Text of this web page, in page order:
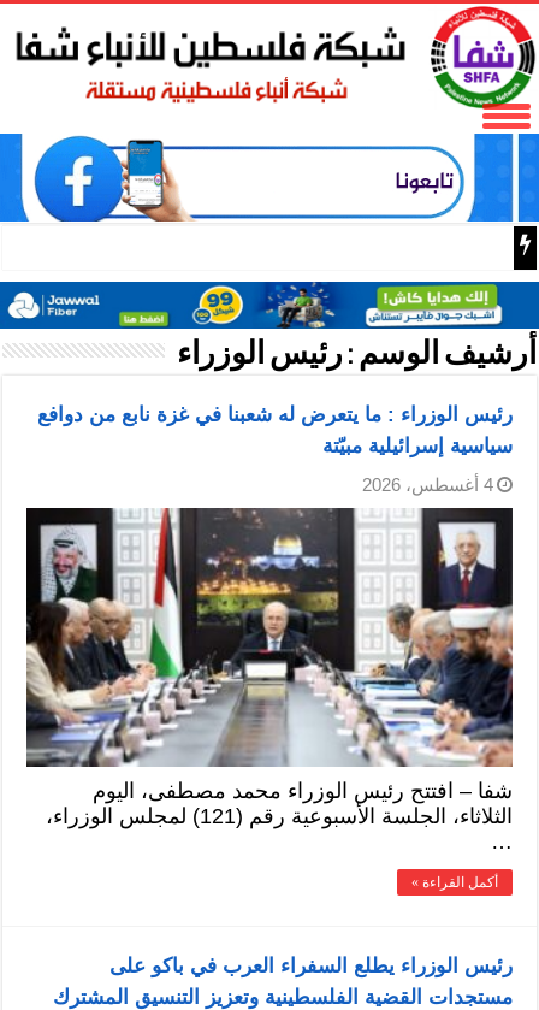
أرشيف الوسم : رئيس الوزراء
رئيس الوزراء : ما يتعرض له شعبنا في غزة نابع من دوافع
سياسية إسرائيلية مبيّتة
4 أغسطس، 2026
شفا – افتتح رئيس الوزراء محمد مصطفى، اليوم
الثلاثاء، الجلسة الأسبوعية رقم (121) لمجلس الوزراء،
…
أكمل القراءة »
رئيس الوزراء يطلع السفراء العرب في باكو على
مستجدات القضية الفلسطينية وتعزيز التنسيق المشترك